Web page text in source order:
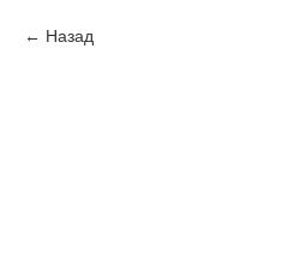
Назад